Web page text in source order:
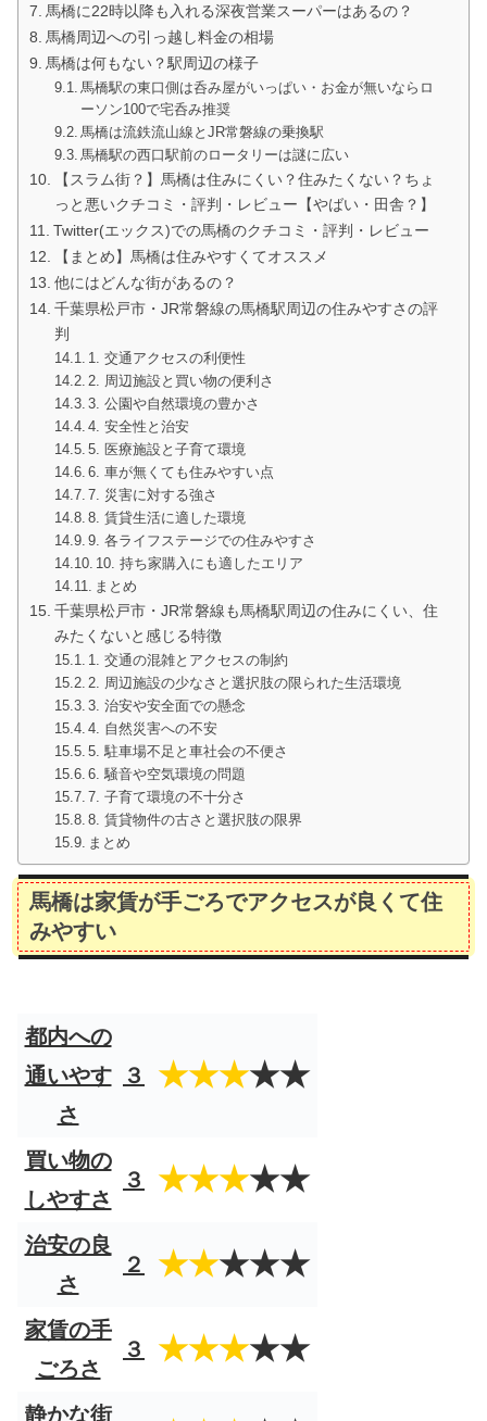
馬橋に22時以降も入れる深夜営業スーパーはあるの？
馬橋周辺への引っ越し料金の相場
馬橋は何もない？駅周辺の様子
馬橋駅の東口側は呑み屋がいっぱい・お金が無いならロ
ーソン100で宅呑み推奨
馬橋は流鉄流山線とJR常磐線の乗換駅
馬橋駅の西口駅前のロータリーは謎に広い
【スラム街？】馬橋は住みにくい？住みたくない？ちょ
っと悪いクチコミ・評判・レビュー【やばい・田舎？】
Twitter(エックス)での馬橋のクチコミ・評判・レビュー
【まとめ】馬橋は住みやすくてオススメ
他にはどんな街があるの？
千葉県松戸市・JR常磐線の馬橋駅周辺の住みやすさの評
判
1. 交通アクセスの利便性
2. 周辺施設と買い物の便利さ
3. 公園や自然環境の豊かさ
4. 安全性と治安
5. 医療施設と子育て環境
6. 車が無くても住みやすい点
7. 災害に対する強さ
8. 賃貸生活に適した環境
9. 各ライフステージでの住みやすさ
10. 持ち家購入にも適したエリア
まとめ
千葉県松戸市・JR常磐線も馬橋駅周辺の住みにくい、住
みたくないと感じる特徴
1. 交通の混雑とアクセスの制約
2. 周辺施設の少なさと選択肢の限られた生活環境
3. 治安や安全面での懸念
4. 自然災害への不安
5. 駐車場不足と車社会の不便さ
6. 騒音や空気環境の問題
7. 子育て環境の不十分さ
8. 賃貸物件の古さと選択肢の限界
まとめ
馬橋は家賃が手ごろでアクセスが良くて住
みやすい
都内への
通いやす
さ
３ ★★★★★
買い物の
しやすさ
３ ★★★★★
治安の良
さ
２ ★★★★★
家賃の手
ごろさ
３ ★★★★★
静かな街